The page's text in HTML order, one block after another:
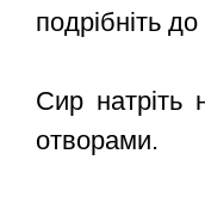
подрібніть
Сир натріть
отворами.